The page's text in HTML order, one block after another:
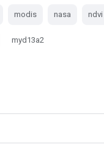
modis nasa ndvi
myd13a2